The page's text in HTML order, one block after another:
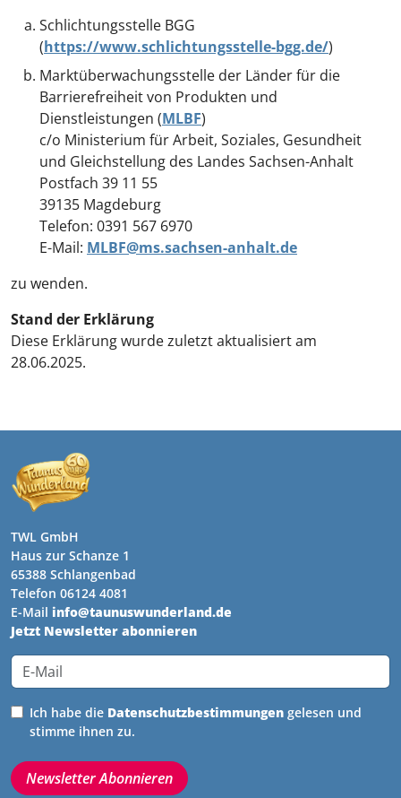
Schlichtungsstelle BGG
(https://www.schlichtungsstelle-bgg.de/)
Marktüberwachungsstelle der Länder für die
Barrierefreiheit von Produkten und
Dienstleistungen (MLBF)
c/o Ministerium für Arbeit, Soziales, Gesundheit
und Gleichstellung des Landes Sachsen-Anhalt
Postfach 39 11 55
39135 Magdeburg
Telefon: 0391 567 6970
E-Mail: MLBF@ms.sachsen-anhalt.de
zu wenden.
Stand der Erklärung
Diese Erklärung wurde zuletzt aktualisiert am
28.06.2025.
TWL GmbH
Haus zur Schanze 1
65388 Schlangenbad
Telefon 06124 4081
E-Mail info@taunuswunderland.de
Jetzt Newsletter abonnieren
Ich habe die Datenschutz­bestimmungen gelesen und
stimme ihnen zu.
Newsletter Abonnieren